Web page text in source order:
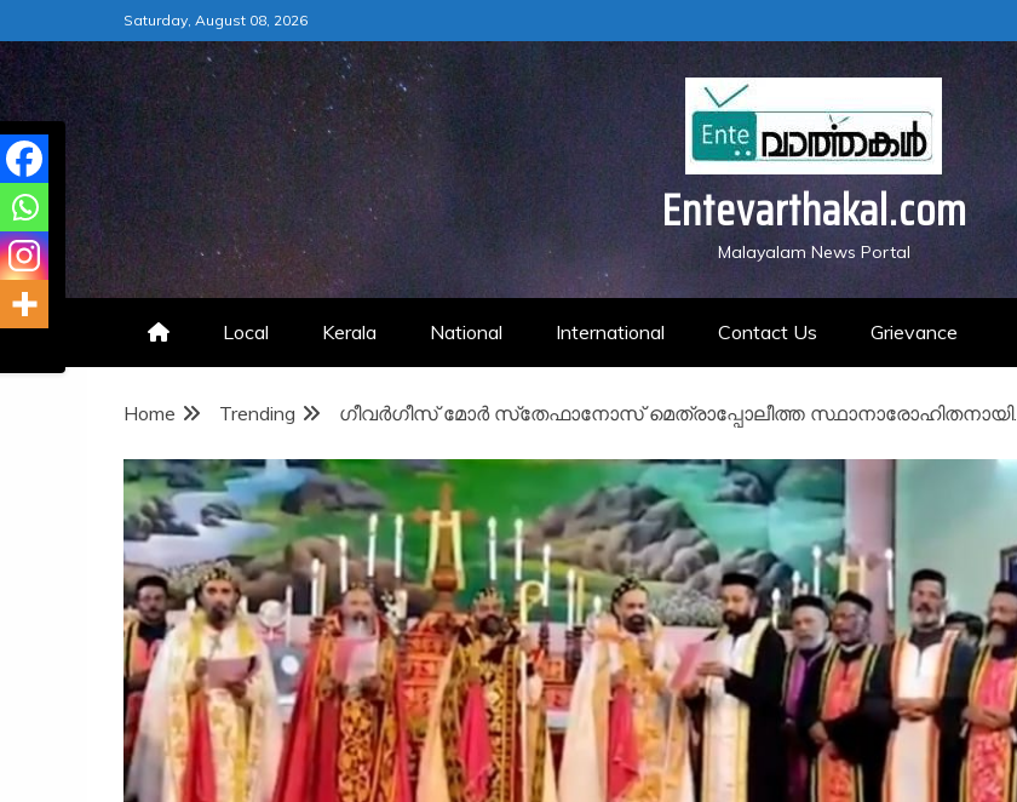
to
content
Saturday, August 08, 2026
Entevarthakal.com
Malayalam News Portal
Local Kerala National International Contact Us Grievance
Home Trending ഗീവര്‍ഗീസ് മോര്‍ സ്‌തേഫാനോസ് മെത്രാപ്പോലീത്ത സ്ഥാനാരോഹിതനായി.